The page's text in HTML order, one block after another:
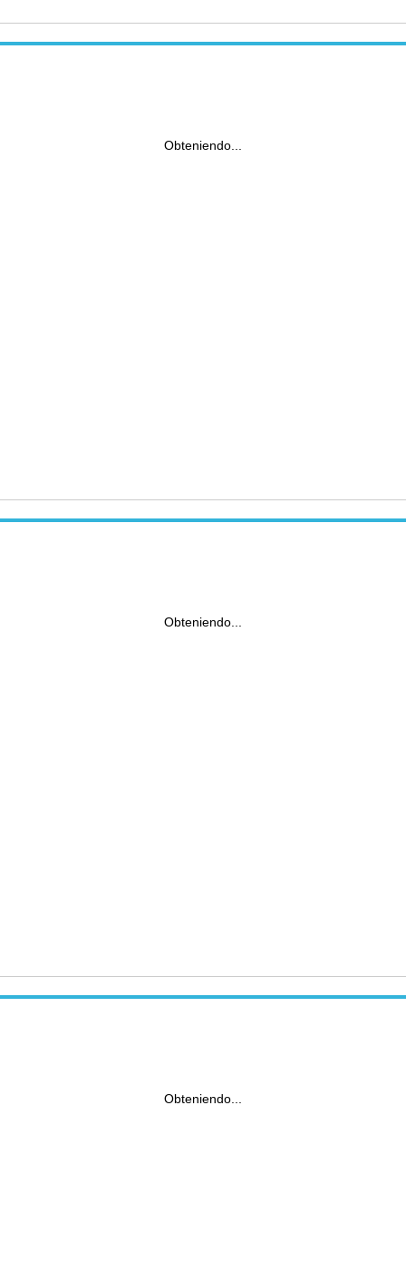
Obteniendo...
Obteniendo...
Obteniendo...